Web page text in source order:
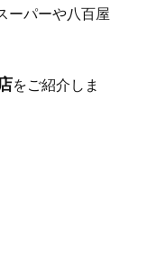
ーパーや八百屋
をご紹介しま